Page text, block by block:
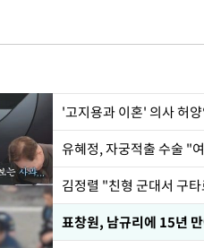
'고지용과 이혼' 의사 허
유혜정, 자궁적출 수술 "
김정렬 "친형 군대서 구